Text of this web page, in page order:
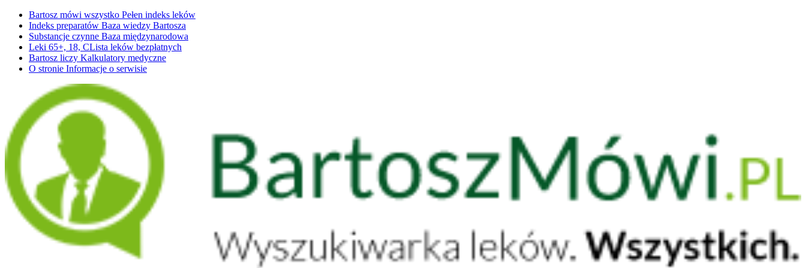
Bartosz mówi wszystko Pełen indeks leków
Indeks preparatów Baza wiedzy Bartosza
Substancje czynne Baza międzynarodowa
Leki 65+, 18, CLista leków bezpłatnych
Bartosz liczy Kalkulatory medyczne
O stronie Informacje o serwisie